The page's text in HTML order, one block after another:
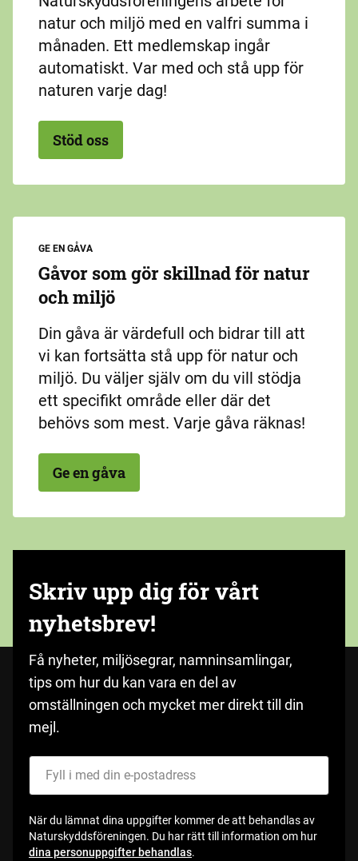
natur och miljö med en valfri summa i
månaden. Ett medlemskap ingår
automatiskt. Var med och stå upp för
naturen varje dag!
Stöd oss
GE EN GÅVA
Gåvor som gör skillnad för natur
och miljö
Din gåva är värdefull och bidrar till att
vi kan fortsätta stå upp för natur och
miljö. Du väljer själv om du vill stödja
ett specifikt område eller där det
behövs som mest. Varje gåva räknas!
Ge en gåva
Skriv upp dig för vårt
nyhetsbrev!
Få nyheter, miljösegrar, namninsamlingar,
tips om hur du kan vara en del av
omställningen och mycket mer direkt till din
mejl.
När du lämnat dina uppgifter kommer de att behandlas av
Naturskyddsföreningen. Du har rätt till information om hur
dina personuppgifter behandlas.